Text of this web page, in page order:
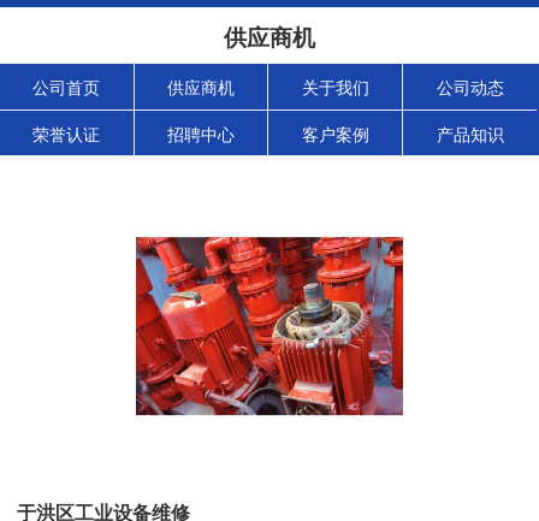
供应商机
公司首页 供应商机 关于我们 公司动态
荣誉认证 招聘中心 客户案例 产品知识
于洪区工业设备维修